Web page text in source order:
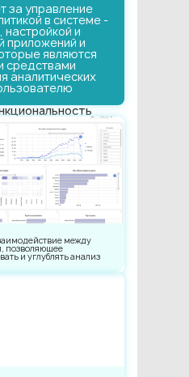
за управление
в системе -
и
приложений и
являются
средствами
аналитических
между
позволяющее
и углублять анализ